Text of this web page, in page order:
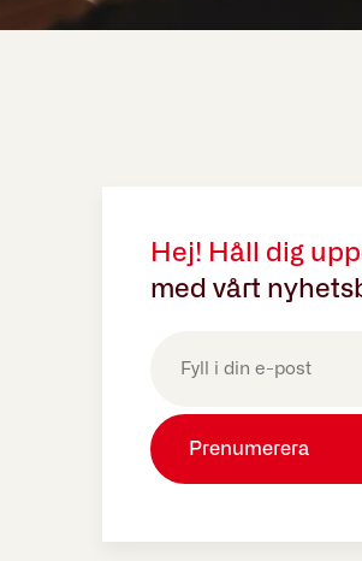
Hej! Håll dig
med vårt
post
(Obligatoriskt)